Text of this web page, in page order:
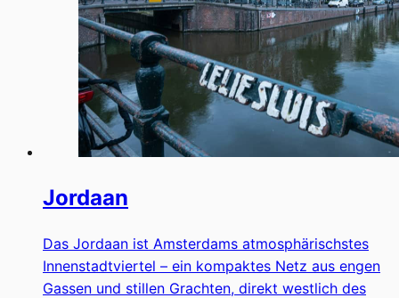
Jordaan
Das Jordaan ist Amsterdams atmosphärischstes
Innenstadtviertel – ein kompaktes Netz aus engen
Gassen und stillen Grachten, direkt westlich des